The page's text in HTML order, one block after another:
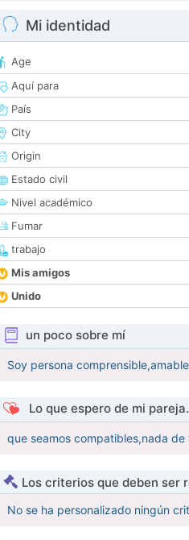
Mi identidad
Age
Aquí para
País
City
Origin
Estado civil
Nivel académico
Fumar
trabajo
Mis amigos
Unido
un poco sobre mí
Soy persona
Lo que espero de mi pareja.
que seamos compatibles,nada
Los criterios que deben ser
No se ha personalizado ningún